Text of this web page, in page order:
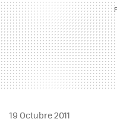
19 Octubre 2011